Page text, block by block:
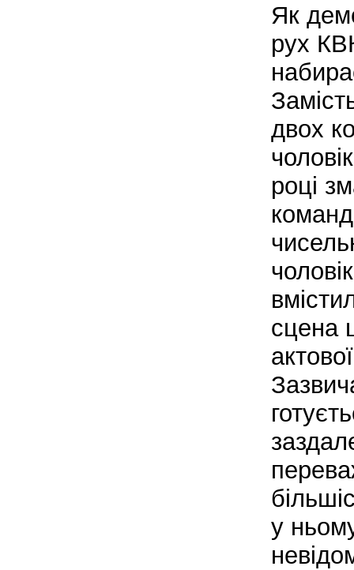
Як
рух
двох
році
сцена
у